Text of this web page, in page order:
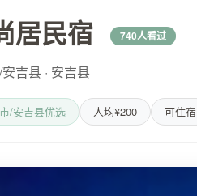
居民宿 740人看过
吉县 · 安吉县
/安吉县优选 人均¥200 可住宿